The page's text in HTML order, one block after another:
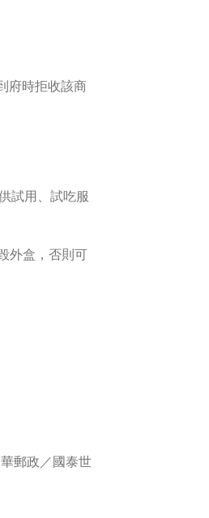
府時拒收該商
試用、試吃服
外盒，否則可
郵政／國泰世